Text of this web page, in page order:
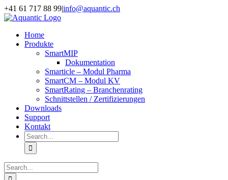
Skip
to
+41 61 717 88 99|info@aquantic.ch
Home
Produkte
SmartMIP
Dokumentation
Smarticle – Modul Pharma
SmartCM – Modul KV
SmartRating – Branchenrating
Schnittstellen / Zertifizierungen
Downloads
Support
Kontakt
Search
for:
Search
for: